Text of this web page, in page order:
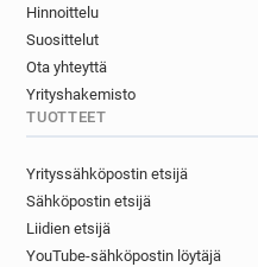
Hinnoittelu
Suosittelut
Ota yhteyttä
Yrityshakemisto
TUOTTEET
Yrityssähköpostin etsijä
Sähköpostin etsijä
Liidien etsijä
YouTube-sähköpostin löytäjä